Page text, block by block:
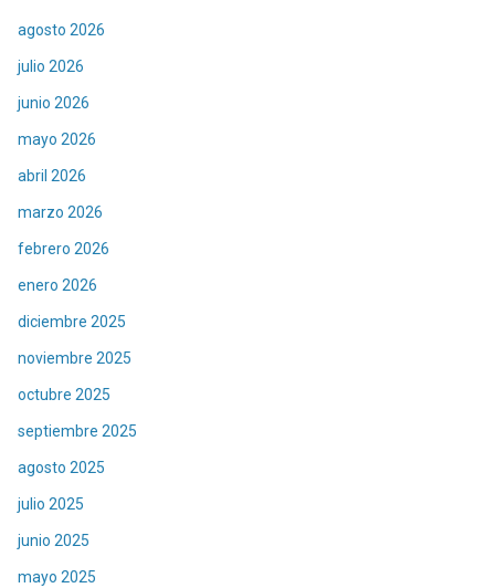
agosto 2026
julio 2026
junio 2026
mayo 2026
abril 2026
marzo 2026
febrero 2026
enero 2026
diciembre 2025
noviembre 2025
octubre 2025
septiembre 2025
agosto 2025
julio 2025
junio 2025
mayo 2025